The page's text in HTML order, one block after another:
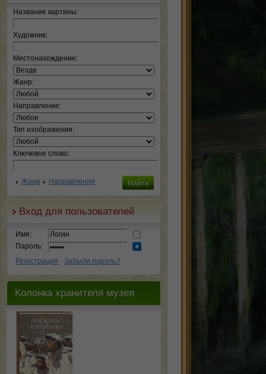
Название картины:
Художник:
Местонахождение:
Жанр:
Направление:
Тип изображения:
Ключевое слово:
Жанр Направления
Вход для пользователей
Имя:
Пароль:
Регистрация
Забыли пароль?
Колонка хранителя музея